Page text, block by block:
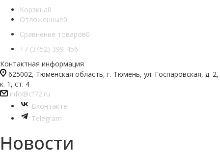
Корзина0
Отложенные0
Сравнение товаров0
+7 (3452) 399-456
Контактная информация
625002, Тюменская область, г. Тюмень, ул. Госпаровская, д. 2,
к. 1, ст. 4
info@cf72.ru
Вконтакте
Telegram
Новости